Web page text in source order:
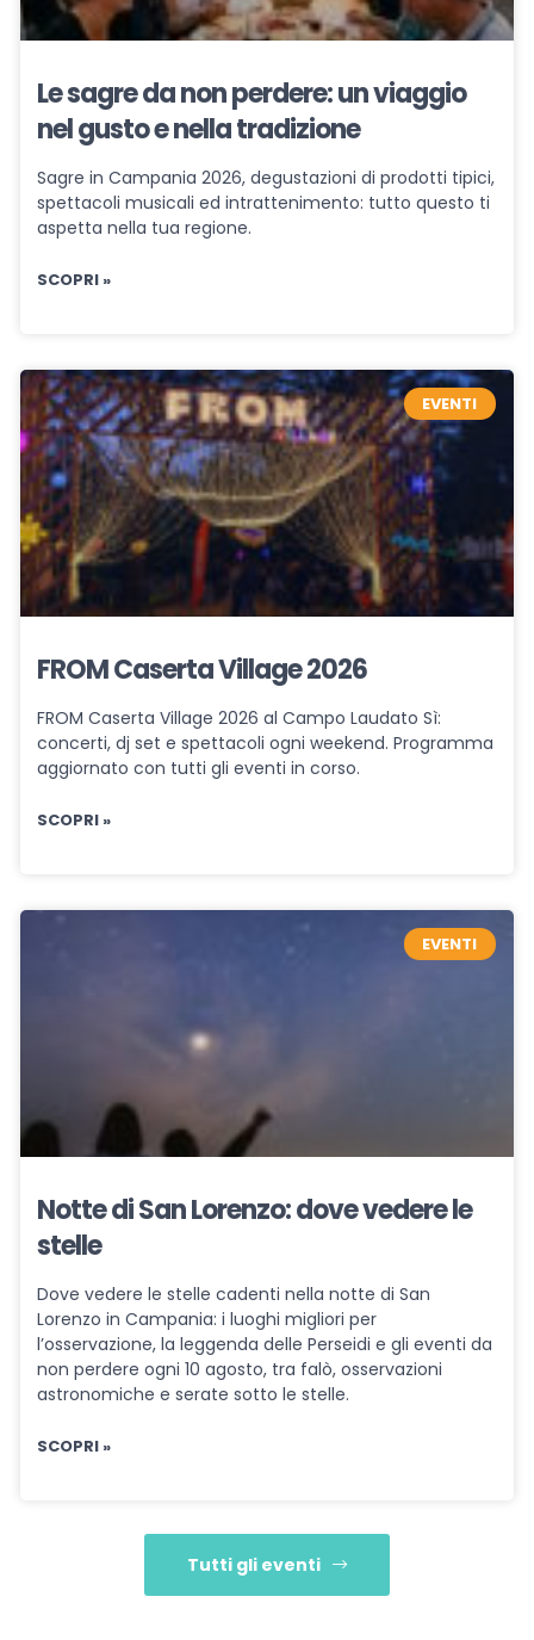
Le sagre da non perdere: un viaggio
nel gusto e nella tradizione
Sagre in Campania 2026, degustazioni di prodotti tipici,
spettacoli musicali ed intrattenimento: tutto questo ti
aspetta nella tua regione.
SCOPRI »
EVENTI
FROM Caserta Village 2026
FROM Caserta Village 2026 al Campo Laudato Sì:
concerti, dj set e spettacoli ogni weekend. Programma
aggiornato con tutti gli eventi in corso.
SCOPRI »
EVENTI
Notte di San Lorenzo: dove vedere le
stelle
Dove vedere le stelle cadenti nella notte di San
Lorenzo in Campania: i luoghi migliori per
l’osservazione, la leggenda delle Perseidi e gli eventi da
non perdere ogni 10 agosto, tra falò, osservazioni
astronomiche e serate sotto le stelle.
SCOPRI »
Tutti gli eventi